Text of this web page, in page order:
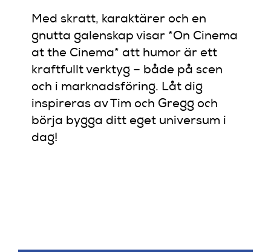
Med skratt, karaktärer och en
gnutta galenskap visar *On Cinema
at the Cinema* att humor är ett
kraftfullt verktyg – både på scen
och i marknadsföring. Låt dig
inspireras av Tim och Gregg och
börja bygga ditt eget universum i
dag!